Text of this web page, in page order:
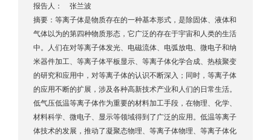
报告人： 张兰波
摘要：等离子体是物质存在的一种基本形式，是除固体、液体和
气体以为的第四种物质形态，它广泛的存在于宇宙和人类的生活
中。人们在对等离子体发光、电磁流体、电弧放电、微电子和纳
米器件加工、等离子体平板显示、等离子体化学合成、热核聚变
的研究和应用中，对等离子体的认识不断深入；同时，等离子体
的应用不断的扩展，涉及各种高新技术产业和人们的日常生活。
低气压低温等离子体作为重要的材料加工手段，在物理、化学、
材料科学、微电子、显示等领域得到了广泛的应用。低温等离子
体技术的发展，推动了凝聚态物理、等离子体物理、等离子体化